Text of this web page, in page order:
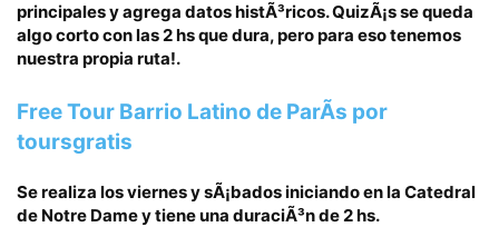
principales y agrega datos histÃ³ricos. QuizÃ¡s se queda
algo corto con las 2 hs que dura, pero para eso tenemos
nuestra propia ruta!.
Free Tour Barrio Latino de ParÃ­s por
toursgratis
Se realiza los viernes y sÃ¡bados iniciando en la Catedral
de Notre Dame y tiene una duraciÃ³n de 2 hs.